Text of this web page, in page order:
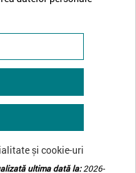
și cookie-uri
ultima dată la:2026-